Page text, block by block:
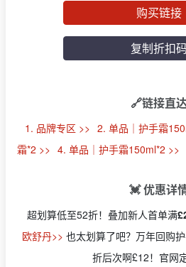
购买链接
复制折扣码
🔗链接直
1. 品牌专区 >> 2. 单品｜护手霜
霜*2 >> 4. 单品｜护手霜150ml*2 >>
💓 优惠详
超划算低至52折！叠加新人首单满
欧舒丹>> 也太划算了吧？万年回购
折后次啊£12！官网